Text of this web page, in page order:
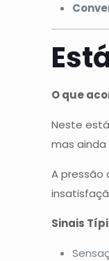
O que
Neste
mas
A pressão
Sinais